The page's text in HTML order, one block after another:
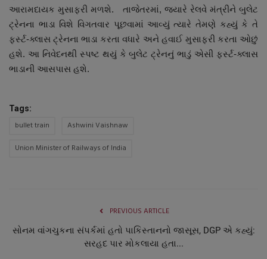
આરામદાયક મુસાફરી મળશે. તાજેતરમાં, જ્યારે રેલવે મંત્રીને બુલેટ
ટ્રેનના ભાડા વિશે વિગતવાર પૂછવામાં આવ્યું ત્યારે તેમણે કહ્યું કે તે
ફર્સ્ટ-ક્લાસ ટ્રેનના ભાડા કરતા વધારે અને હવાઈ મુસાફરી કરતા ઓછું
હશે. આ નિવેદનથી સ્પષ્ટ થયું કે બુલેટ ટ્રેનનું ભાડું એસી ફર્સ્ટ-ક્લાસ
ભાડાની આસપાસ હશે.
Tags:
bullet train
Ashwini Vaishnaw
Union Minister of Railways of India
PREVIOUS ARTICLE
સોનમ વાંગચુકના સંપર્કમાં હતો પાકિસ્તાનનો જાસૂસ, DGP એ કહ્યું:
સરહદ પાર મોકલાયા હતા...